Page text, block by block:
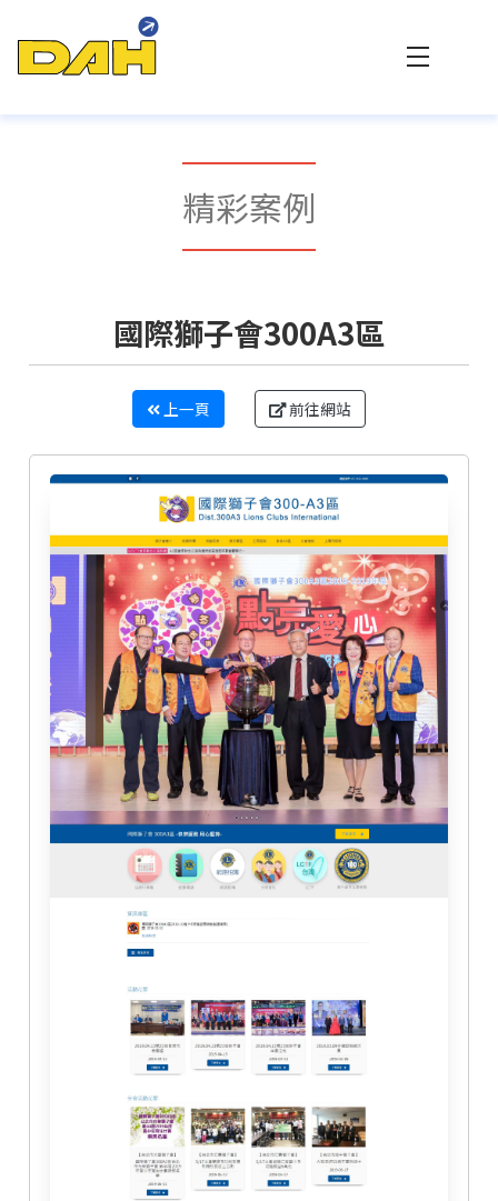
精彩案例
國際獅子會300A3區
上一頁 前往網站